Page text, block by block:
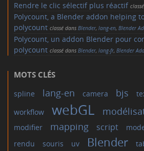
Rendre le clic sélectif plus réactif
Polycount, a Blender addon helping
polycount classé dans Blender, lang-en, Blender
Polycount, un addon Blender pour
polycount classé dans Blender, lang-fr, Blender
MOTS CLÉS
spline lang-en camera bjs
workflow
webGL
modifier
mapping script
rendu
souris uv Blender